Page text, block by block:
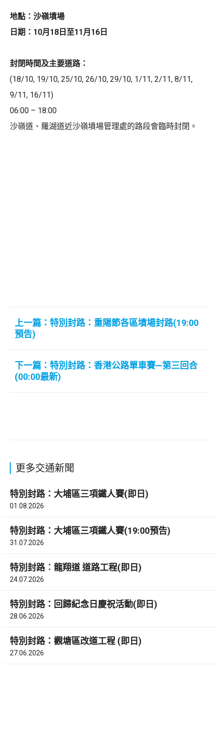
地點：沙嶺墳場
日期：10月18日至11月16日
封閉時間及主要道路：
(18/10, 19/10, 25/10, 26/10, 29/10, 1/11, 2/11, 8/11,
9/11, 16/11)
06:00 – 18:00
沙嶺道、羅湖道近沙嶺墳場管理處的路段會臨時封閉。
上一篇：特別封路：重陽節各區墳場封路(19:00
預告)
下一篇：特別封路：香港公路單車賽—第三回合
(00:00最新)
更多交通新聞
特別封路：大埔區三項鐵人賽(即日)
01.08.2026
特別封路：大埔區三項鐵人賽(19:00預告)
31.07.2026
特別封路︰龍翔道 道路工程(即日)
24.07.2026
特別封路：回歸紀念日慶祝活動(即日)
28.06.2026
特別封路：觀塘區改道工程 (即日)
27.06.2026